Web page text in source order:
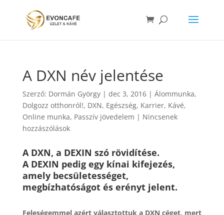
A DXN név jelentése
Szerző: Dormán György| dec 3, 2016| Álommunka,
Dolgozz otthonról!, DXN, Egészség, Karrier, Kávé,
Online munka, Passzív jövedelem | Nincsenek
hozzászólások
A DXN, a DEXIN szó rövidítése.
A DEXIN pedig egy kínai kifejezés,
amely becsületességet,
megbízhatóságot és erényt jelent.
Feleségemmel azért választottuk a DXN céget, mert